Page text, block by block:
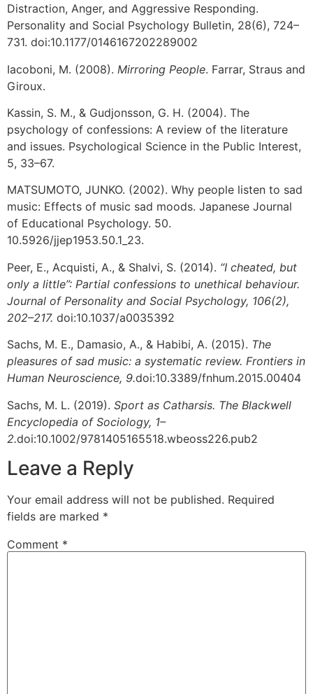
Distraction, Anger, and Aggressive Responding.
Personality and Social Psychology Bulletin, 28(6), 724–
731. doi:10.1177/0146167202289002
Iacoboni, M. (2008). Mirroring People. Farrar, Straus and
Giroux.
Kassin, S. M., & Gudjonsson, G. H. (2004). The
psychology of confessions: A review of the literature
and issues. Psychological Science in the Public Interest,
5, 33–67.
MATSUMOTO, JUNKO. (2002). Why people listen to sad
music: Effects of music sad moods. Japanese Journal
of Educational Psychology. 50.
10.5926/jjep1953.50.1_23.
Peer, E., Acquisti, A., & Shalvi, S. (2014). “I cheated, but
only a little”: Partial confessions to unethical behaviour.
Journal of Personality and Social Psychology, 106(2),
202–217. doi:10.1037/a0035392
Sachs, M. E., Damasio, A., & Habibi, A. (2015). The
pleasures of sad music: a systematic review. Frontiers in
Human Neuroscience, 9.doi:10.3389/fnhum.2015.00404
Sachs, M. L. (2019). Sport as Catharsis. The Blackwell
Encyclopedia of Sociology, 1–
2.doi:10.1002/9781405165518.wbeoss226.pub2
Leave a Reply
Your email address will not be published. Required
fields are marked *
Comment *